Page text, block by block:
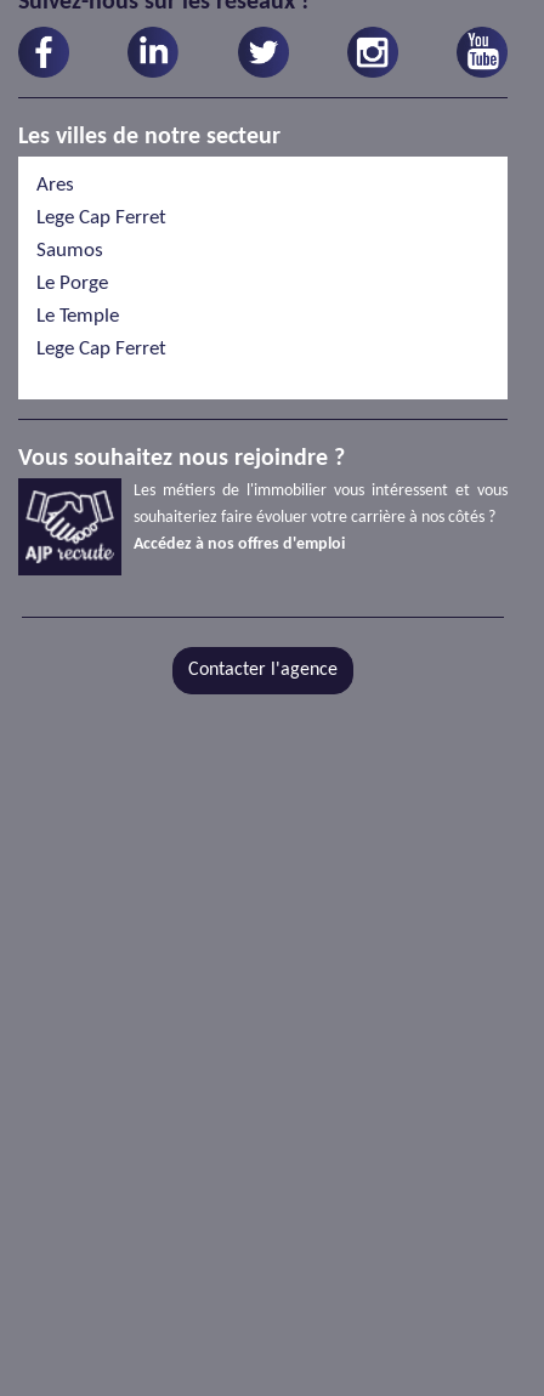
Les villes de notre secteur
Ares
Lege Cap Ferret
Saumos
Le Porge
Le Temple
Lege Cap Ferret
Vous souhaitez nous rejoindre ?
Les métiers de l'immobilier vous intéressent et vous
souhaiteriez faire évoluer votre carrière à nos côtés ?
Accédez à nos offres d'emploi
Contacter l'agence